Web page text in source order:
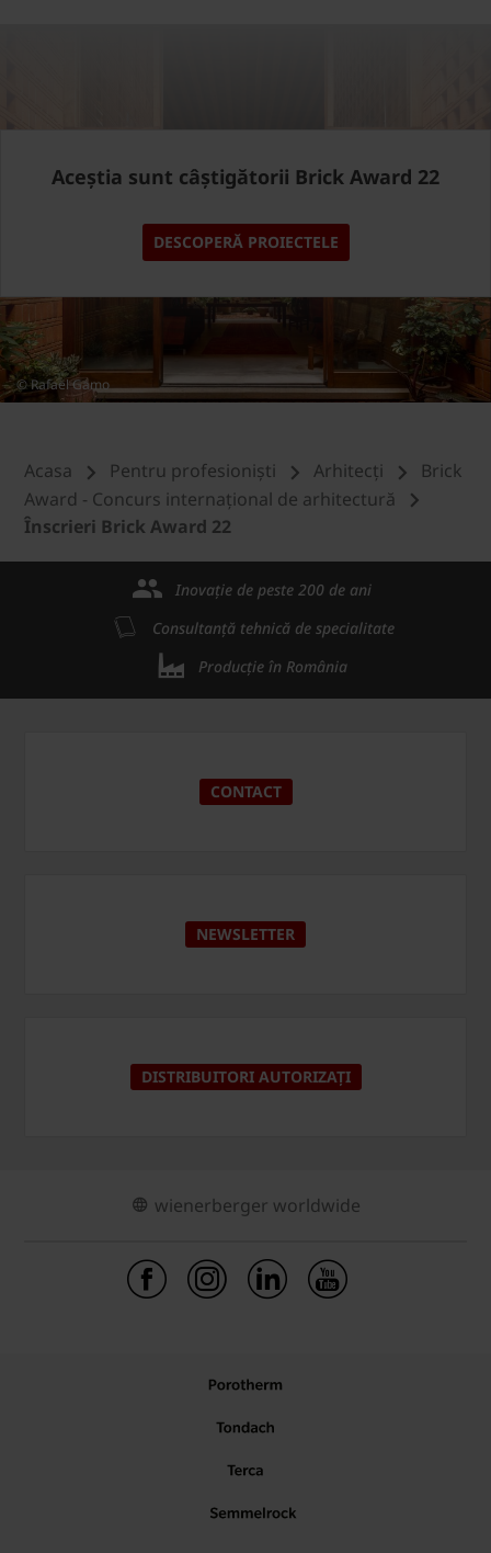
© Rafael Gamo
Aceștia sunt câștigătorii Brick Award 22
DESCOPERĂ PROIECTELE
Acasa Pentru profesioniști Arhitecți
Brick
Award - Concurs internațional de arhitectură
Înscrieri Brick Award 22
Inovație de peste 200 de ani
Consultanță tehnică de specialitate
Producție în România
CONTACT
NEWSLETTER
DISTRIBUITORI AUTORIZAȚI
wienerberger worldwide